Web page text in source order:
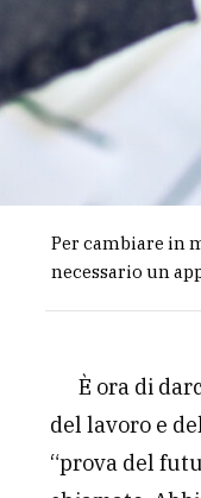
Per cambiare in
necessario un
È ora di
del lavoro e
“prova del